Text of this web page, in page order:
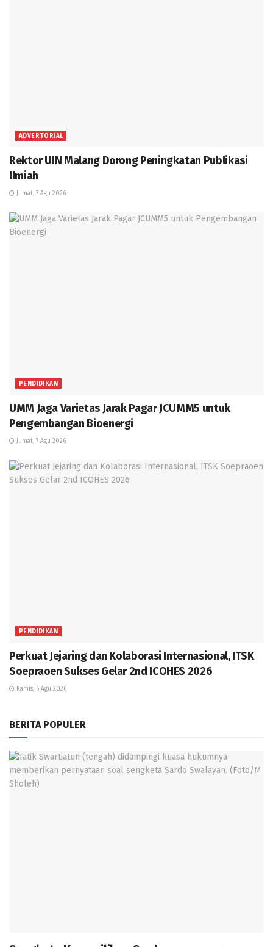
ADVERTORIAL
Rektor UIN Malang Dorong Peningkatan Publikasi
Ilmiah
Jumat, 7 Agu 2026
PENDIDIKAN
UMM Jaga Varietas Jarak Pagar JCUMM5 untuk
Pengembangan Bioenergi
Jumat, 7 Agu 2026
PENDIDIKAN
Perkuat Jejaring dan Kolaborasi Internasional, ITSK
Soepraoen Sukses Gelar 2nd ICOHES 2026
Kamis, 6 Agu 2026
BERITA POPULER